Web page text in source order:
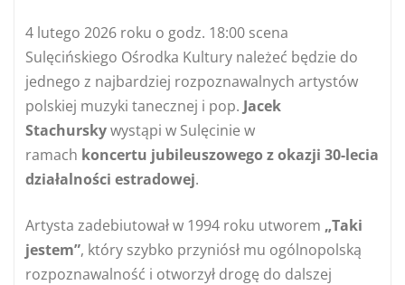
4 lutego 2026 roku o godz. 18:00 scena
Sulęcińskiego Ośrodka Kultury należeć będzie do
jednego z najbardziej rozpoznawalnych artystów
polskiej muzyki tanecznej i pop. Jacek
Stachurskywystąpi w Sulęcinie w
ramach koncertu jubileuszowego z okazji 30-lecia
działalności estradowej.
Artysta zadebiutował w 1994 roku utworem „Taki
jestem”, który szybko przyniósł mu ogólnopolską
rozpoznawalność i otworzył drogę do dalszej